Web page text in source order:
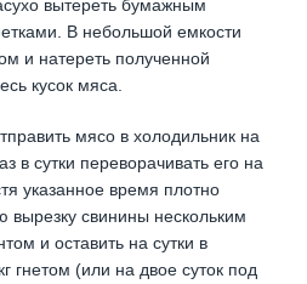
вытереть бумажным
В небольшой емкости
и натереть полученной
кусок мяса.
мясо в холодильник на
в сутки переворачивать его на
указанное время плотно
вырезку свинины нескольким
и оставить на сутки в
гнетом (или на двое суток под